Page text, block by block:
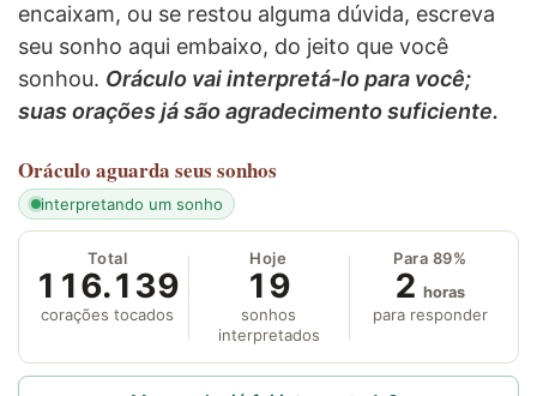
encaixam, ou se restou alguma dúvida, escreva
seu sonho aqui embaixo, do jeito que você
sonhou. Oráculo vai interpretá-lo para você;
suas orações já são agradecimento suficiente.
Oráculo aguarda seus sonhos
interpretando um sonho
Total
116.139
corações tocados
Hoje
19
sonhos
interpretados
Para 89%
2 horas
para responder